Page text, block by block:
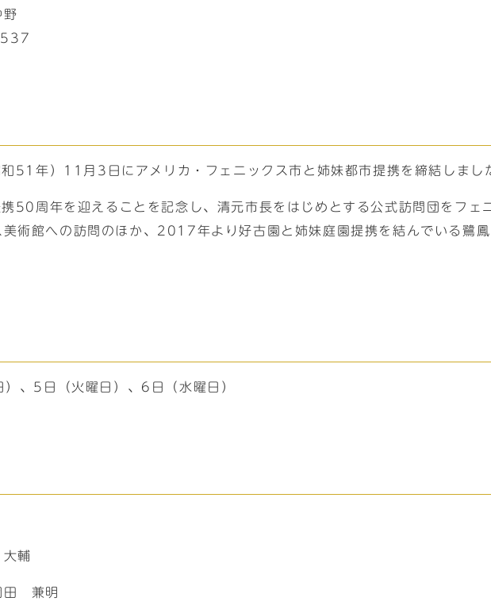
51年）11月3日にアメリカ・フェニックス市と姉妹都市提携を締結しまし
50周年を迎えることを記念し、清元市長をはじめとする公式訪問団をフェ
美術館への訪問のほか、2017年より好古園と姉妹庭園提携を結んでいる鷺
、5日（火曜日）、6日（水曜日）
輔
田 兼明